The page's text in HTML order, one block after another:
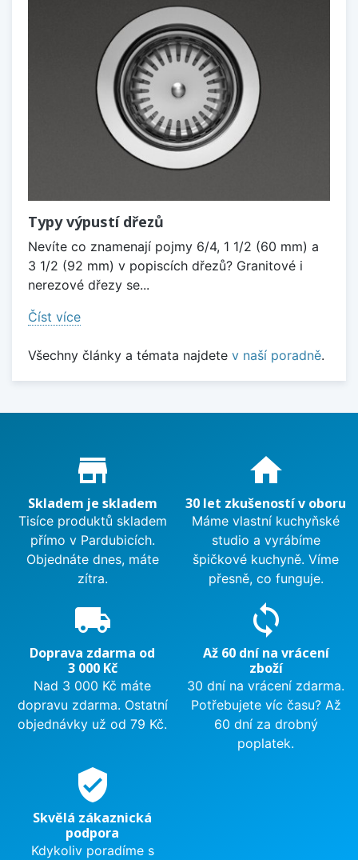
Typy výpustí dřezů
Nevíte co znamenají pojmy 6/4, 1 1/2 (60 mm) a
3 1/2 (92 mm) v popiscích dřezů? Granitové i
nerezové dřezy se...
Číst více
Všechny články a témata najdete v naší poradně.
Proč nakupovat u nás?
store_mall_directory
Skladem je skladem
Tisíce produktů skladem
přímo v Pardubicích.
Objednáte dnes, máte
zítra.
home
30 let zkušeností v oboru
Máme vlastní kuchyňské
studio a vyrábíme
špičkové kuchyně. Víme
přesně, co funguje.
local_shipping
Doprava zdarma od
3 000 Kč
Nad 3 000 Kč máte
dopravu zdarma. Ostatní
objednávky už od 79 Kč.
sync
Až 60 dní na vrácení
zboží
30 dní na vrácení zdarma.
Potřebujete víc času? Až
60 dní za drobný
poplatek.
verified_user
Skvělá zákaznická
podpora
Kdykoliv poradíme s